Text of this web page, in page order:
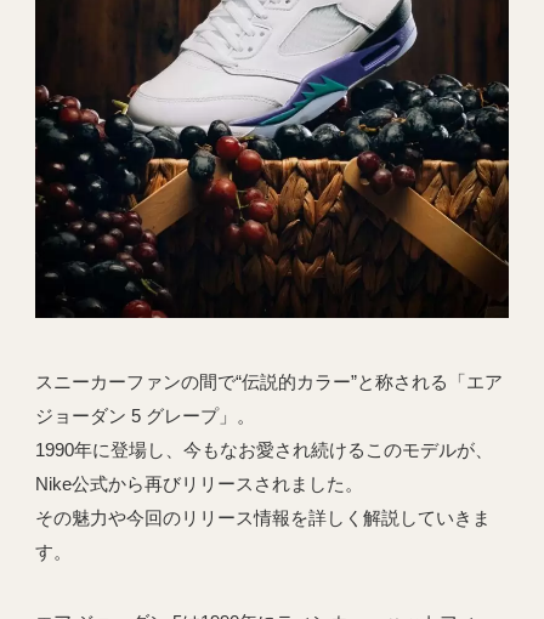
スニーカーファンの間で“伝説的カラー”と称される「エア
ジョーダン 5 グレープ」。
1990年に登場し、今もなお愛され続けるこのモデルが、
Nike公式から再びリリースされました。
その魅力や今回のリリース情報を詳しく解説していきま
す。